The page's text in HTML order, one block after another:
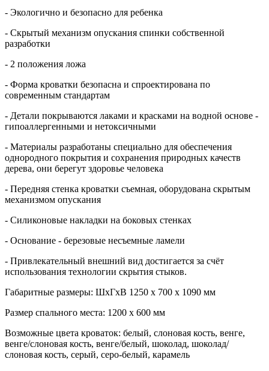
- Экологично и безопасно для ребенка
- Скрытый механизм опускания спинки собственной
разработки
- 2 положения ложа
- Форма кроватки безопасна и спроектирована по
современным стандартам
- Детали покрываются лаками и красками на водной основе -
гипоаллергенными и нетоксичными
- Материалы разработаны специально для обеспечения
однородного покрытия и сохранения природных качеств
дерева, они берегут здоровье человека
- Передняя стенка кроватки съемная, оборудована скрытым
механизмом опускания
- Силиконовые накладки на боковых стенках
- Основание - березовые несъемные ламели
- Привлекательный внешний вид достигается за счёт
использования технологии скрытия стыков.
Габаритные размеры: ШхГхВ 1250 х 700 х 1090 мм
Размер спального места: 1200 х 600 мм
Возможные цвета кроваток: белый, слоновая кость, венге,
венге/слоновая кость, венге/белый, шоколад, шоколад/
слоновая кость, серый, серо-белый, карамель